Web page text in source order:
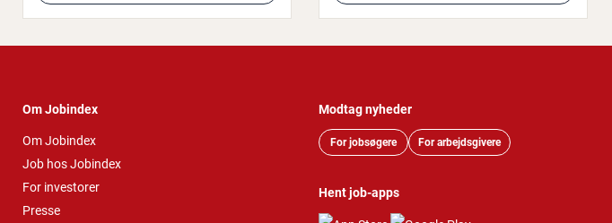
Om Jobindex
Om Jobindex
Job hos Jobindex
For investorer
Presse
Modtag nyheder
For jobsøgere For arbejdsgivere
Hent job-apps